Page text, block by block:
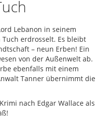
Lebanon in seinem
erdrosselt. Es bleibt
– neun Erben! Ein
von der Außenwelt ab.
ebenfalls mit einem
Tanner übernimmt die
nach Edgar Wallace als